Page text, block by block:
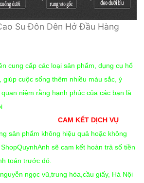
Su Đôn Dên Hở Đầu Hàng
cung cấp các loại sản phẩm, dụng cụ hổ
cuộc sống thêm nhiều màu sắc, ý
niệm rằng hạnh phúc của các bạn là
CAM KẾT DỊCH VỤ
sản phẩm không hiệu quả hoặc không
sẽ cam kết hoàn trả số tiền
toán trước đó.
ngọc vũ,trung hòa,cầu giấy, Hà Nội